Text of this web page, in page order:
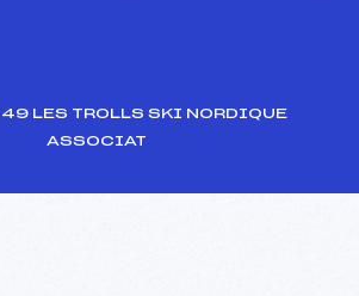
LES TROLLS SKI NORDIQUE
ASSOCIAT